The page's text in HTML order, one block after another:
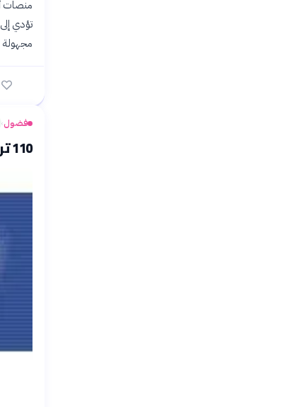
منصات
تؤدي
مجهولة
فضول›
110 تريليون متر.. شبكة فطرية تُغطي الكوكب